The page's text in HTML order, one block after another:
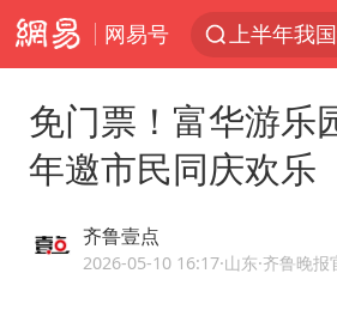
网易号
免门票！富华游乐
年邀市民同庆欢乐
齐鲁壹点
2026-05-10 16:17·山东·齐鲁晚